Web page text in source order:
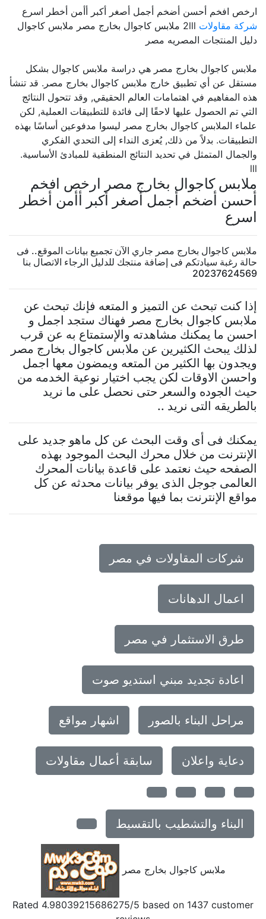
ارخص افخم أحسن أضخم أجمل أصغر أكبر أأمن أخطر اسرع
شركة مقاولات
2lll ملابس كاجوال بخارج مصر ملابس كاجوال
دليل المنتجات المصريه مصر
ملابس كاجوال بخارج مصر هي دراسة ملابس كاجوال بشكل
مستقل عن أي تطبيق خارج ملابس كاجوال بخارج مصر. قد تنشأ
هذه المفاهيم في اهتمامات العالم الحقيقي, وقد تتحول النتائج
التي تم الحصول عليها لاحقًا إلى فائدة للتطبيقات العملية, لكن
علماء الملابس كاجوال بخارج مصر ليسوا مدفوعين أساسًا بهذه
التطبيقات. بدلاً من ذلك, يُعزى النداء إلى التحدي الفكري
والجمال المتمثل في تحديد النتائج المنطقية للمبادئ الأساسية.
ملابس كاجوال بخارج مصر ارخص افخم
أحسن أضخم أجمل أصغر أكبر أأمن أخطر
اسرع
ملابس كاجوال بخارج مصر جاري الآن تجميع بيانات الموقع.. فى
حالة رغبة سيادتكم فى إضافة منتجك للدليل الرجاء الاتصال بنا
20237624569
إذا كنت تبحث عن التميز و المتعه فإنك تبحث عن
ملابس كاجوال بخارج مصر فهناك ستجد اجمل و
احسن ما يمكنك مشاهدته والإستمتاع به عن قرب
لذلك يبحث الكثيرين عن ملابس كاجوال بخارج مصر
ويجدون بها الكثير من المتعه ويمضون معها اجمل
واحسن الاوقات لكن يجب اختيار نوعية الخدمه من
حيث الجوده والسعر حتى نحصل على ما نريد
بالطريقه التى نريد ..
يمكنك فى أى وقت البحث عن كل ماهو جديد على
الإنترنت من خلال محرك البحث الموجود بهذه
الصفحه حيث نعتمد على قاعدة بيانات المحرك
العالمى جوجل الذى يوفر بيانات محدثه عن كل
مواقع الإنترنت بما فيها موقعنا
شركات المقاولات في مصر
اعمال الدهانات
طرق الاستثمار في مصر
اعادة تجديد مبني استديو صوت
مراحل البناء بالصور اشهار مواقع
دعاية واعلان سابقة أعمال مقاولات
البناء والتشطيب بالتقسيط
ملابس كاجوال بخارج مصر
Rated4.98039215686275 /5 based on1437customer